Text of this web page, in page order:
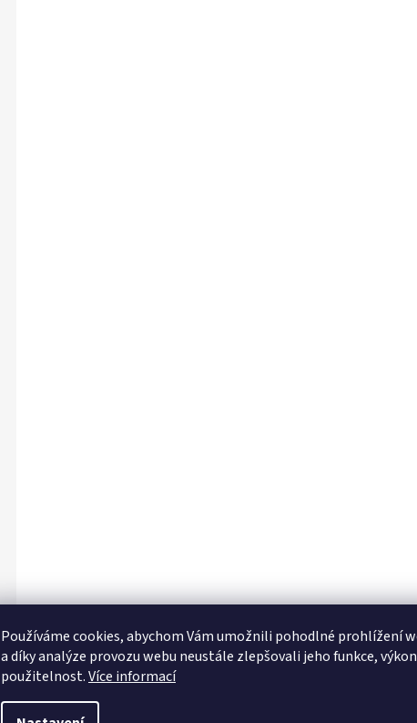
Používáme cookies, abychom Vám umožnili pohodlné prohlížení
a díky analýze provozu webu neustále zlepšovali jeho funkce,
použitelnost.Více informací